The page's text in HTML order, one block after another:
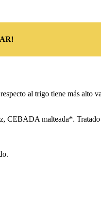
al trigo tiene más alto
CEBADA malteada*.